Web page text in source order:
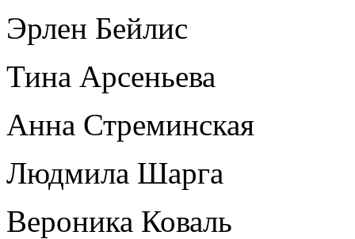
Эрлен Бейлис
Тина Арсеньева
Анна Стреминская
Людмила Шарга
Вероника Коваль